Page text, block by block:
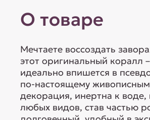
О товаре
Мечтаете воссоздать
этот оригинальный коралл
идеально впишется в
по-настоящему
декорация, инертна к
любых видов, став частью